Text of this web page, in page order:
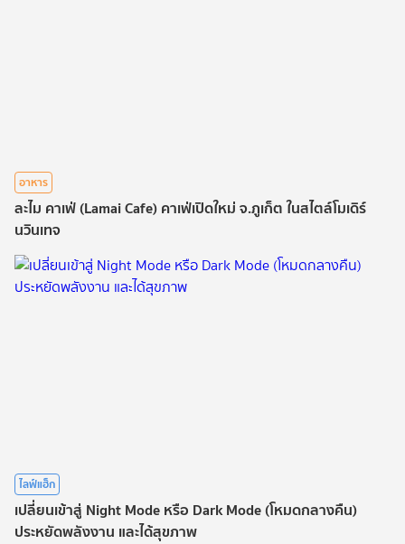
อาหาร
ละไม คาเฟ่ (Lamai Cafe) คาเฟ่เปิดใหม่ จ.ภูเก็ต ในสไตล์โมเดิร์
นวินเทจ
ไลฟ์แฮ็ก
เปลี่ยนเข้าสู่ Night Mode หรือ Dark Mode (โหมดกลางคืน)
ประหยัดพลังงาน และได้สุขภาพ